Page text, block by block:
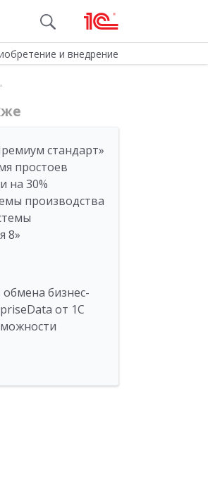
и внедрение
стандарт»
простоев
на 30%
производства
8»
бизнес-
от 1С